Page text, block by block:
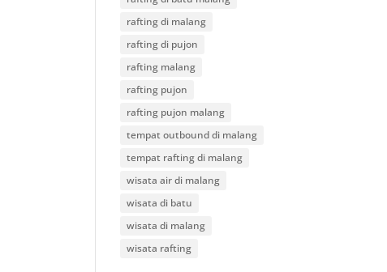
rafting di malang
rafting di pujon
rafting malang
rafting pujon
rafting pujon malang
tempat outbound di malang
tempat rafting di malang
wisata air di malang
wisata di batu
wisata di malang
wisata rafting